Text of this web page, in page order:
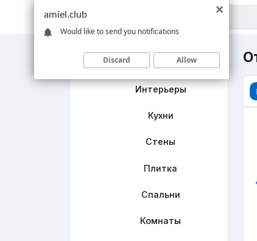
Главная
Интерьеры
Кухни
Стены
Плитка
Спальни
Комнаты
amiel.club
Would like to send you notifications
Discard Allow